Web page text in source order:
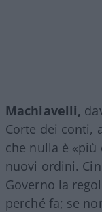
Machiavelli,
Corte dei conti,
che nulla è
nuovi ordini.
Governo la
perché fa; se